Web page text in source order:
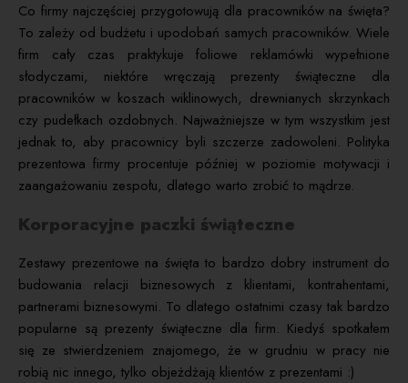
Co firmy najczęściej przygotowują dla pracowników na święta?
To zależy od budżetu i upodobań samych pracowników. Wiele
firm cały czas praktykuje foliowe reklamówki wypełnione
słodyczami, niektóre wręczają prezenty świąteczne dla
pracowników w koszach wiklinowych, drewnianych skrzynkach
czy pudełkach ozdobnych. Najważniejsze w tym wszystkim jest
jednak to, aby pracownicy byli szczerze zadowoleni. Polityka
prezentowa firmy procentuje później w poziomie motywacji i
zaangażowaniu zespołu, dlatego warto zrobić to mądrze.
Korporacyjne paczki świąteczne
Zestawy prezentowe na święta to bardzo dobry instrument do
budowania relacji biznesowych z klientami, kontrahentami,
partnerami biznesowymi. To dlatego ostatnimi czasy tak bardzo
popularne są prezenty świąteczne dla firm. Kiedyś spotkałem
się ze stwierdzeniem znajomego, że w grudniu w pracy nie
robią nic innego, tylko objeżdżają klientów z prezentami :)